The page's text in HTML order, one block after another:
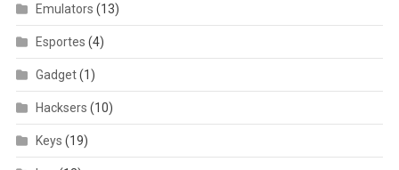
Emulators (13)
Esportes (4)
Gadget(1)
Hacksers (10)
Keys (19)